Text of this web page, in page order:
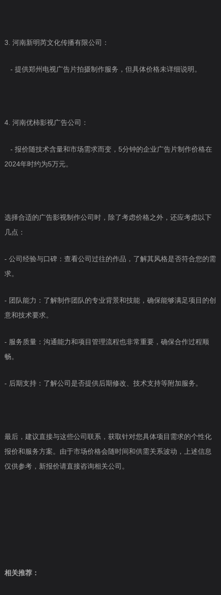
3. 河南新明芮文化传播有限公司：
- 提供郑州电视广告片拍摄制作服务，但具体价格未详细说明。
4. 河南优柿影视广告公司：
- 报价随技术含量和市场需求而变，5分钟的企业广告片制作价格在
2024年时约为5万元。
选择合适的广告影视制作公司时，除了考虑价格之外，还应考虑以下
几点：
- 公司经验与口碑：查看公司过往的作品，了解其风格是否符合您的需
求。
- 团队能力：了解制作团队的专业背景和技能，确保能够满足项目的创
意和技术要求。
- 服务质量：沟通能力和项目管理流程也非常重要，确保合作过程顺
畅。
- 后期支持：了解公司是否提供后期修改、技术支持等附加服务。
最后，建议直接与这些公司联系，获取针对您具体项目需求的个性化
报价和服务方案。由于市场价格会随时间和供需关系波动，上述信息
仅供参考，新报价请直接咨询相关公司。
相关推荐：